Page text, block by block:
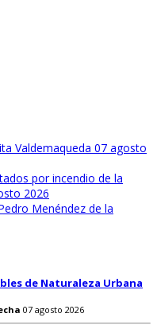
Valdemaqueda 07 agosto
por incendio de la
2026
Menéndez de la
de Naturaleza Urbana
07 agosto 2026